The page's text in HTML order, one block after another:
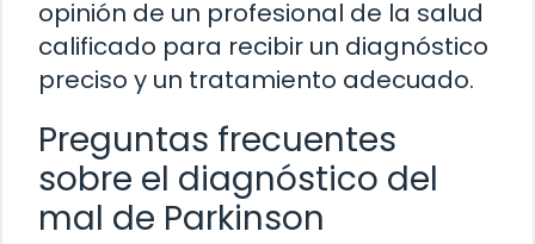
opinión de un profesional de la salud
calificado para recibir un diagnóstico
preciso y un tratamiento adecuado.
Preguntas frecuentes
sobre el diagnóstico del
mal de Parkinson